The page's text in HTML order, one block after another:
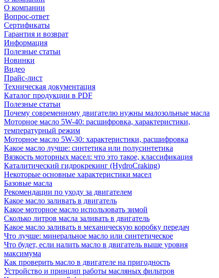
О компании
Вопрос-ответ
Сертификаты
Гарантия и возврат
Информация
Полезные статьи
Новинки
Видео
Прайс-лист
Техническая документация
Каталог продукции в PDF
Полезные статьи
Почему современному двигателю нужны малозольные масла
Моторное масло 5W-40: расшифровка, характеристики,
температурный режим
Моторное масло 5W-30: характеристики, расшифровка
Какое масло лучше: синтетика или полусинтетика
Вязкость моторных масел: что это такое, классификация
Каталитический гидрокрекинг (НydroСraking)
Некоторые основные характеристики масел
Базовые масла
Рекомендации по уходу за двигателем
Какое масло заливать в двигатель
Какое моторное масло использовать зимой
Сколько литров масла заливать в двигатель
Какое масло заливать в механическую коробку передач
Что лучше: минеральное масло или синтетическое
Что будет, если налить масло в двигатель выше уровня
максимума
Как проверить масло в двигателе на пригодность
Устройство и принцип работы масляных фильтров